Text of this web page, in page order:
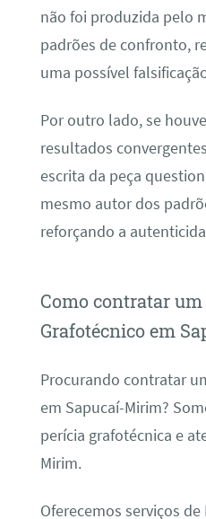
não foi produzida pelo
padrões de confronto,
uma possível
Por outro lado, se
resultados
escrita da peça
mesmo autor dos
reforçando a
Como contratar
Grafotécnico em
Procurando contratar
em Sapucaí-Mirim?
perícia grafotécnica e
Mirim.
Oferecemos serviços